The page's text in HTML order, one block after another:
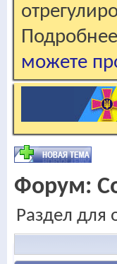
Подробнее
можете
Форум:
Раздел для